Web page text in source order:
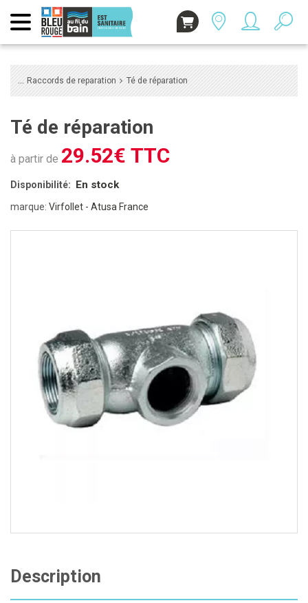
Raccords de reparation Té de réparation
Té de réparation
à partir de 29.52€ TTC
Disponibilité: En stock
marque: Virfollet - Atusa France
Description